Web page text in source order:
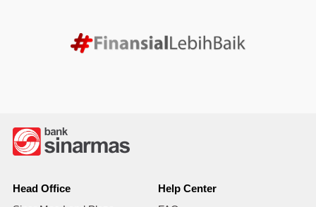
Head Office
Help Center